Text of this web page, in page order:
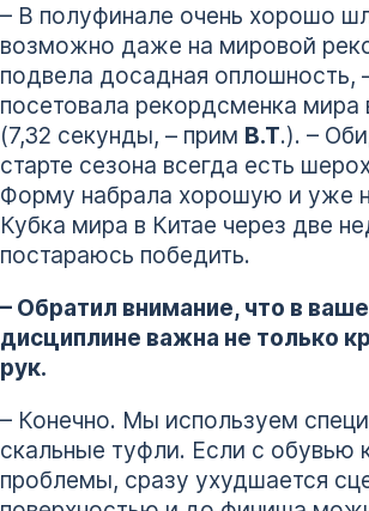
– В полуфинале очень хорошо
возможно даже на мировой
подвела досадная оплошность,
посетовала рекордсменка мира
(7,32 секунды, – прим В.Т.). –
старте сезона всегда есть
Форму набрала хорошую и уже
Кубка мира в Китае через две
постараюсь победить.
– Обратил внимание, что в
дисциплине важна не только
рук.
– Конечно. Мы используем
скальные туфли. Если с обувью
проблемы, сразу ухудшается